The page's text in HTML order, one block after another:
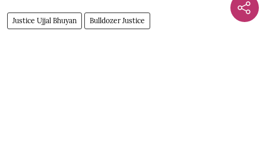
Justice Ujjal Bhuyan Bulldozer Justice